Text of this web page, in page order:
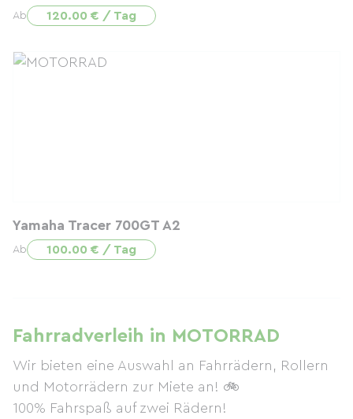
Ab 120.00 € / Tag
Yamaha Tracer 700GT A2
Ab 100.00 € / Tag
Fahrradverleih in MOTORRAD
Wir bieten eine Auswahl an Fahrrädern, Rollern
und Motorrädern zur Miete an! 🚲
100% Fahrspaß auf zwei Rädern!